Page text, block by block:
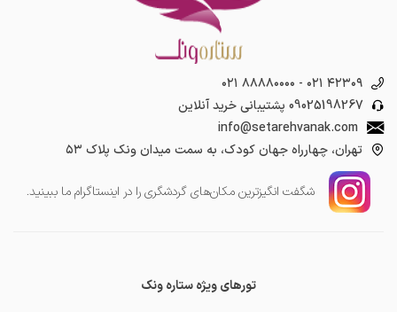
۰۲۱ ۸۸۸۸۰۰۰۰ - ۰۲۱ ۴۲۳۰۹
09025198267 پشتیبانی خرید آنلاین
info@setarehvanak.com
تهران، چهارراه جهان کودک، به سمت میدان ونک پلاک ۵۳
شگفت انگیز‌ترین مکان‌های گردشگری را در اینستاگرام ما ببینید.
تورهای ویژه ستاره ونک